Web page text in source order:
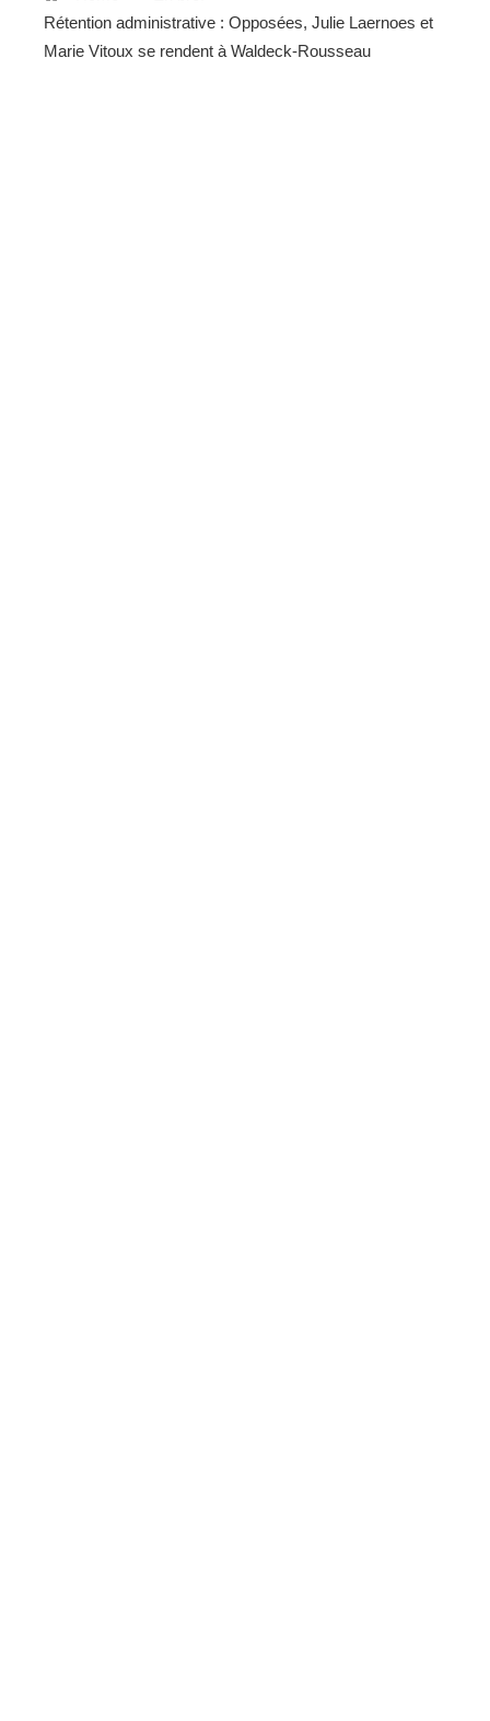
Rétention administrative : Opposées, Julie Laernoes et
Marie Vitoux se rendent à Waldeck-Rousseau